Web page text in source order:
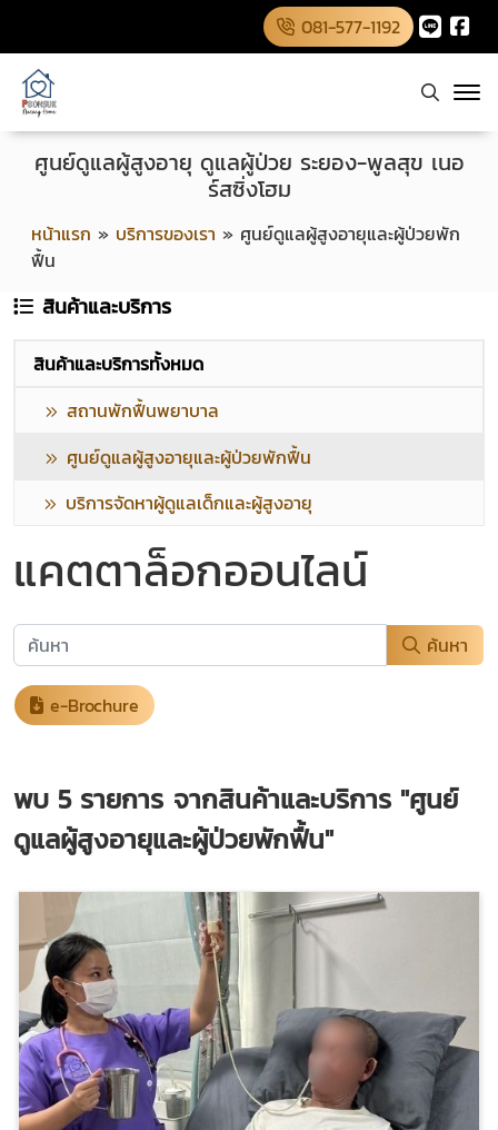
081-577-1192
หน้าแรก » บริการของเรา » ศูนย์ดูแลผู้สูงอายุและผู้ป่วยพัก
ฟื้น
ศูนย์ดูแลผู้สูงอายุ ดูแลผู้ป่วย ระยอง-พูลสุข เนอ
ร์สซิ่งโฮม
สินค้าและบริการ
สินค้าและบริการทั้งหมด
สถานพักฟื้นพยาบาล
ศูนย์ดูแลผู้สูงอายุและผู้ป่วยพักฟื้น
บริการจัดหาผู้ดูแลเด็กและผู้สูงอายุ
แคตตาล็อกออนไลน์
ค้นหา
e-Brochure
พบ 5 รายการ จากสินค้าและบริการ "ศูนย์
ดูแลผู้สูงอายุและผู้ป่วยพักฟื้น"